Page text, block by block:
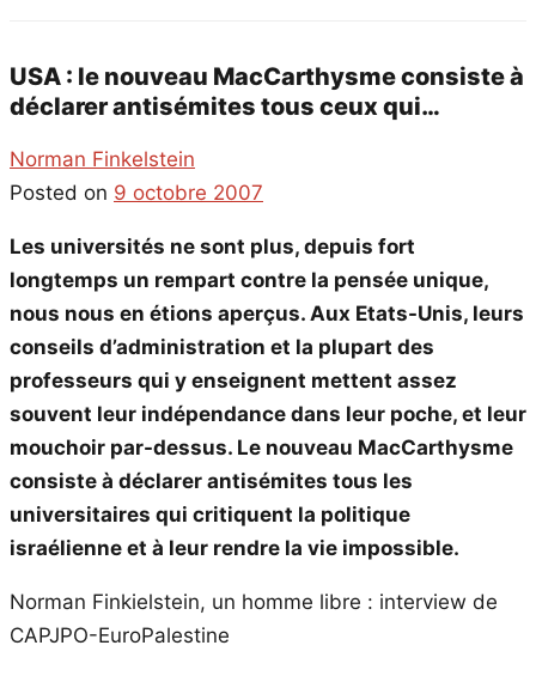
USA : le nouveau MacCarthysme consiste à
déclarer antisémites tous ceux qui…
Norman Finkelstein
Posted on 9 octobre 2007
Les universités ne sont plus, depuis fort
longtemps un rempart contre la pensée unique,
nous nous en étions aperçus. Aux Etats-Unis, leurs
conseils d’administration et la plupart des
professeurs qui y enseignent mettent assez
souvent leur indépendance dans leur poche, et leur
mouchoir par-dessus. Le nouveau MacCarthysme
consiste à déclarer antisémites tous les
universitaires qui critiquent la politique
israélienne et à leur rendre la vie impossible.
Norman Finkielstein, un homme libre : interview de
CAPJPO-EuroPalestine